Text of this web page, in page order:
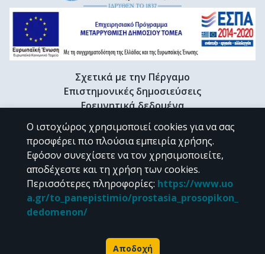
Σχετικά με την Πέργαμο
Επιστημονικές δημοσιεύσεις
Ερευνητικά δεδομένα
Διδακτορικές διατριβές & Γκρίζα βιβλιογραφία
Προφίλ Ερευνητή
CC BY-NC 4.0
Εκτός αν αναφέρεται διαφορετικά, το υλικό της "Περγάμου" διατίθεται
Powered by
Ο ιστοχώρος χρησιμοποιεί cookies για να σας
προσφέρει πιο πλούσια εμπειρία χρήσης.
Εφόσον συνεχίσετε να τον χρησιμοποιείτε,
αποδέχεστε και τη χρήση των cookies.
Περισσότερες πληροφορίες: https://www.uo
a.gr/to_panepistimio/prostasia_prosopikon_
dedomenon/
Αποδοχή